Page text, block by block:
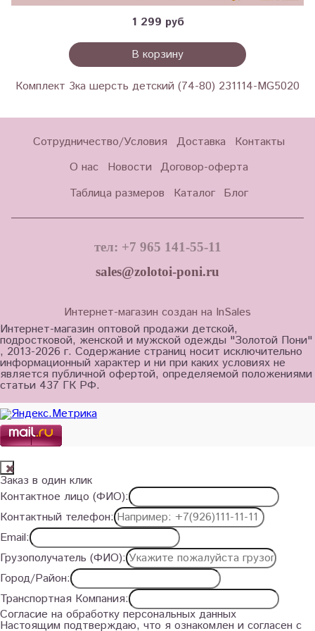
1 299 руб
В корзину
Комплект 3ка шерсть детский (74-80) 231114-MG5020
Сотрудничество/Условия Доставка
Контакты
О нас
Новости Договор-оферта
Таблица размеров
Каталог Блог
тел: +7 965 141-55-11
sales@zolotoi-poni.ru
Интернет-магазин создан на InSales
Интернет-магазин оптовой продажи детской,
подростковой, женской и мужской одежды "Золотой Пони"
, 2013-2026 г. Содержание страниц носит исключительно
информационный характер и ни при каких условиях не
является публичной офертой, определяемой положениями
статьи 437 ГК РФ.
Заказ в один клик
Контактное лицо (ФИО):
Контактный телефон:
Email:
Грузополучатель (ФИО):
Город/Район:
Транспортная Компания:
Согласие на обработку персональных данных
Настоящим подтверждаю, что я ознакомлен и согласен с